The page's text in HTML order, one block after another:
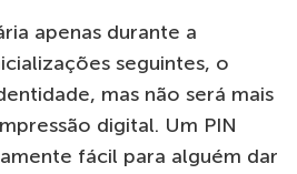
apenas durante a
seguintes, o
mas não será mais
digital. Um PIN
fácil para alguém dar